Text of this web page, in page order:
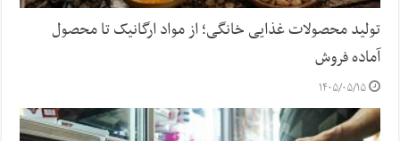
تولید محصولات غذایی خانگی؛ از مواد ارگانیک تا محصول
آماده فروش
۱۴۰۵/۰۵/۱۵